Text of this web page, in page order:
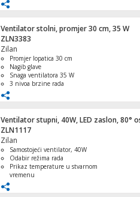
Ventilator stolni, promjer 30 cm, 35 W
ZLN3383
Zilan
Promjer lopatica 30 cm
Nagib glave
Snaga ventilatora 35 W
3 nivoa brzine rada
Ventilator stupni, 40W, LED zaslon, 80°
ZLN1117
Zilan
Samostojeći ventilator, 40W
Odabir režima rada
Prikaz temperature u stvarnom
vremenu
Funkcija oscilacije od 80°
Panel zidna/
Panel zidna